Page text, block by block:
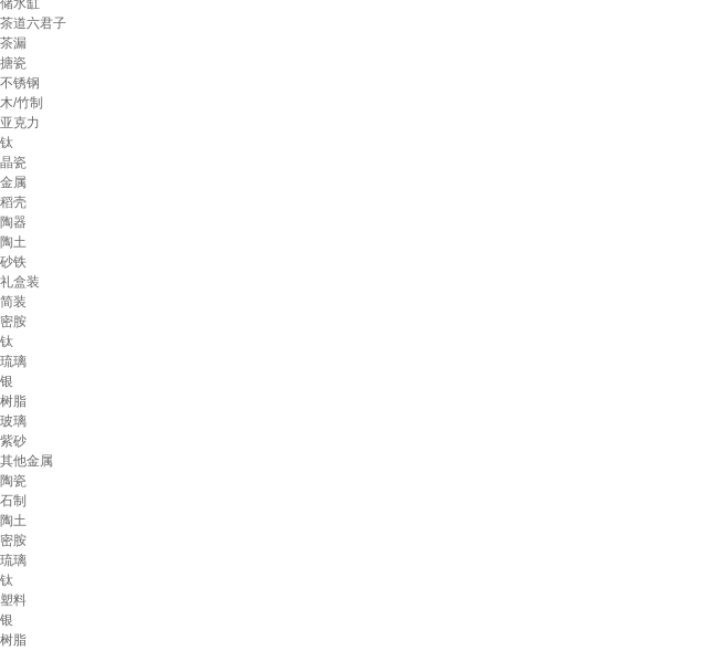
储水缸
茶道六君子
茶漏
搪瓷
不锈钢
木/竹制
亚克力
钛
晶瓷
金属
稻壳
陶器
陶土
砂铁
礼盒装
简装
密胺
钛
琉璃
银
树脂
玻璃
紫砂
其他金属
陶瓷
石制
陶土
密胺
琉璃
钛
塑料
银
树脂